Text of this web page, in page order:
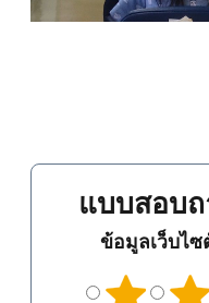
แบบสอบ
ข้อมูลเว็บไ